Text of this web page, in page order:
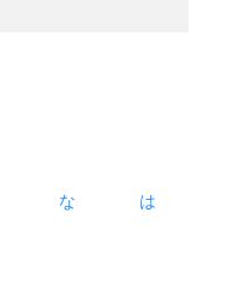
な は